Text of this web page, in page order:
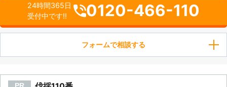
24時間365日
受付中です!!
0120-466-110
フォームで相談する